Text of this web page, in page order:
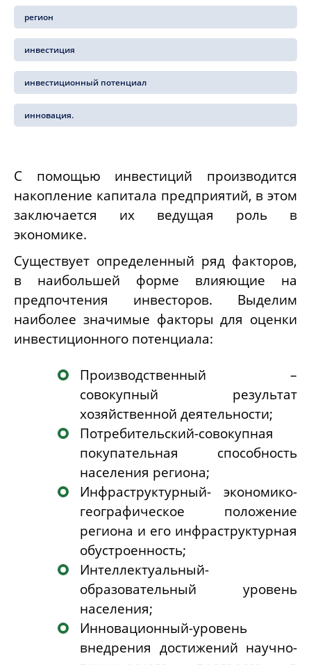
регион
инвестиция
инвестиционный потенциал
инновация.
С помощью инвестиций производится
накопление капитала предприятий, в этом
заключается их ведущая роль в
экономике.
Существует определенный ряд факторов,
в наибольшей форме влияющие на
предпочтения инвесторов. Выделим
наиболее значимые факторы для оценки
инвестиционного потенциала:
Производственный –
совокупный результат
хозяйственной деятельности;
Потребительский-совокупная
покупательная способность
населения региона;
Инфраструктурный- экономико-
географическое положение
региона и его инфраструктурная
обустроенность;
Интеллектуальный-
образовательный уровень
населения;
Инновационный-уровень
внедрения достижений научно-